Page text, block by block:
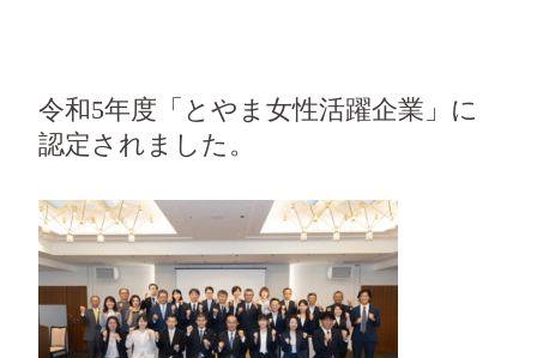
令和5年度「とやま女性活躍企業」に
認定されました。